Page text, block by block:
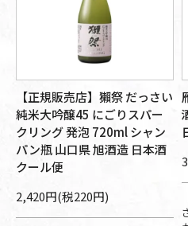
【正規販売店】獺祭 だっさい
純米大吟醸45 にごりスパー
クリング 発泡 720ml シャン
パン瓶 山口県 旭酒造 日本酒
クール便
2,420円(税220円)